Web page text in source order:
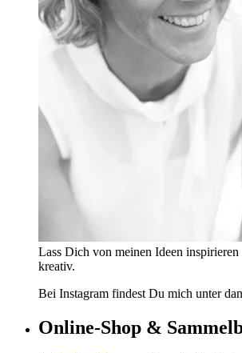
Lass Dich von meinen Ideen inspirieren
kreativ.
Bei Instagram findest Du mich unter
Online-Shop &